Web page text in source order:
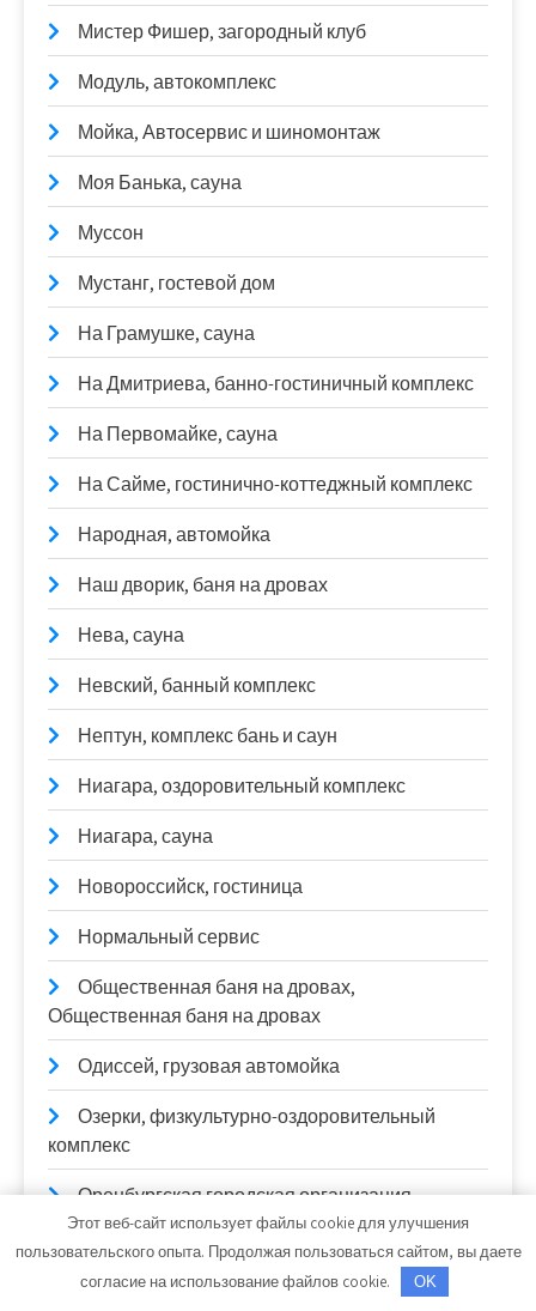
Мистер Фишер, загородный клуб
Модуль, автокомплекс
Мойка, Автосервис и шиномонтаж
Моя Банька, сауна
Муссон
Мустанг, гостевой дом
На Грамушке, сауна
На Дмитриева, банно-гостиничный комплекс
На Первомайке, сауна
На Сайме, гостинично-коттеджный комплекс
Народная, автомойка
Наш дворик, баня на дровах
Нева, сауна
Невский, банный комплекс
Нептун, комплекс бань и саун
Ниагара, оздоровительный комплекс
Ниагара, сауна
Новороссийск, гостиница
Нормальный сервис
Общественная баня на дровах,
Общественная баня на дровах
Одиссей, грузовая автомойка
Озерки, физкультурно-оздоровительный
комплекс
Оренбургская городская организация
ДОСААФ России
Осьминог, сауна
Этот веб-сайт использует файлы cookie для улучшения
пользовательского опыта. Продолжая пользоваться сайтом, вы даете
согласие на использование файлов cookie.
OK